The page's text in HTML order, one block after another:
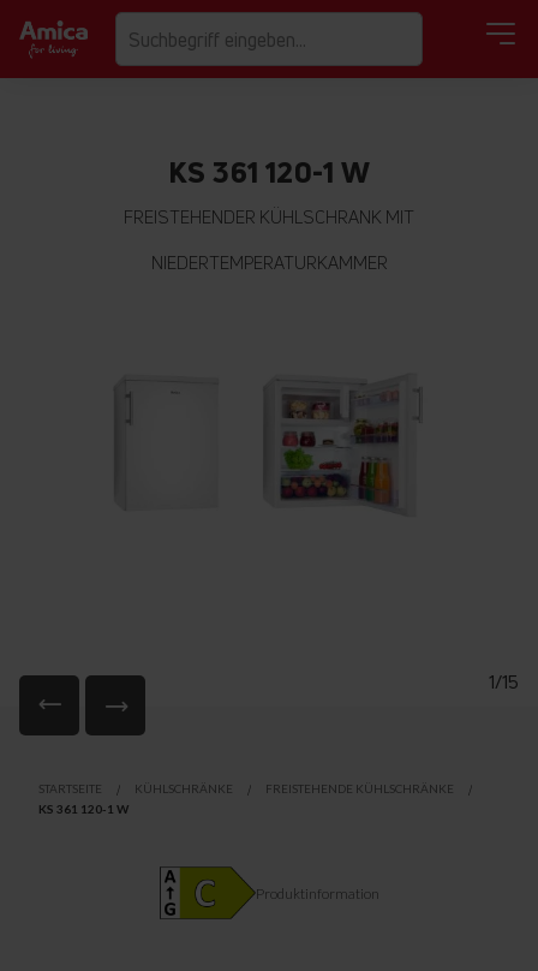
KS 361 120-1 W
FREISTEHENDER KÜHLSCHRANK MIT
NIEDERTEMPERATURKAMMER
1/15
der
STARTSEITE KÜHLSCHRÄNKE
FREISTEHENDE KÜHLSCHRÄNKE
KS 361 120-1 W
Produktinformation